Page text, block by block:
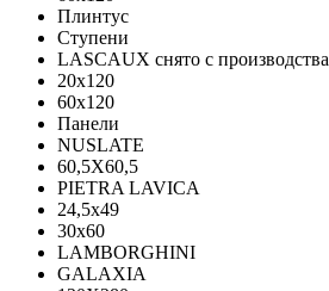
Плинтус
Ступени
LASCAUX снято с производства
20x120
60x120
Панели
NUSLATE
60,5X60,5
PIETRA LAVICA
24,5x49
30x60
LAMBORGHINI
GALAXIA